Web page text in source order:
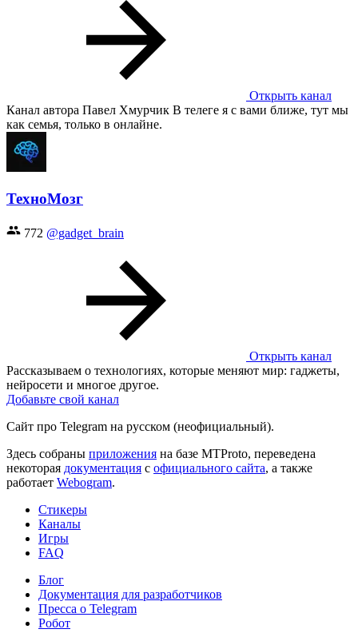
Открыть канал
Канал автора Павел Хмурчик В телеге я с вами ближе, тут мы
как семья, только в онлайне.
ТехноМозг
772 @gadget_brain
Открыть канал
Рассказываем о технологиях, которые меняют мир: гаджеты,
нейросети и многое другое.
Добавьте свой канал
Сайт про Telegram на русском (неофициальный).
Здесь собраны приложения на базе MTProto, переведена
некоторая документация с официального сайта, а также
работает Webogram.
Стикеры
Каналы
Игры
FAQ
Блог
Документация для разработчиков
Пресса о Telegram
Робот